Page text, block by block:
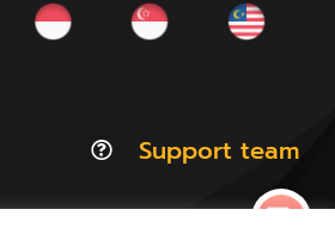
Support team